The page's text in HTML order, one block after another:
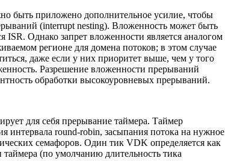
быть приложено дополнительное усилие, чтобы
(interrupt nesting). Вложенность может быть
ISR. Однако запрет вложенности является аналогом
регионе для домена потоков; в этом случае
даже если у них приоритет выше, чем у того
Разрешение вложенности прерываний
обработки высокоуровневых прерываний.
для себя прерывание таймера. Таймер
интервала round-robin, засыпания потока на нужное
семафоров. Один тик VDK определяется как
(по умолчанию длительность тика